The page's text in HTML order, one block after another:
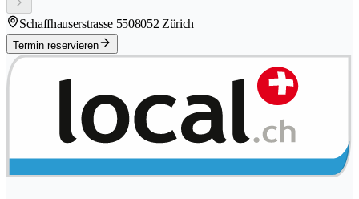
Schaffhauserstrasse 5508052 Zürich
Termin reservieren